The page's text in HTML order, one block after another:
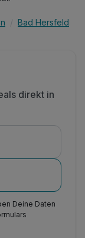
Bad Hersfeld
direkt in
Deine Daten